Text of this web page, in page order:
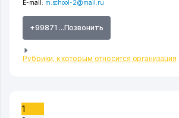
E-mail: m.school-2@mail.ru
+99871 ...Позвонить
Рубрики, к которым относится организация
1